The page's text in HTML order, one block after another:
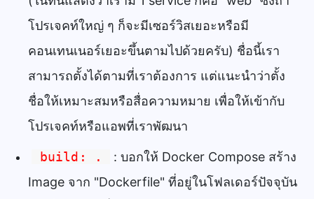
โปรเจคท์ใหญ่ ๆ ก็จะมีเซอร์วิสเยอะหรือมี
คอนเทนเนอร์เยอะขึ้นตามไปด้วยครับ) ชื่อนี้เรา
สามารถตั้งได้ตามที่เราต้องการ แต่แนะนำว่าตั้ง
ชื่อให้เหมาะสมหรือสื่อความหมาย เพื่อให้เข้ากับ
โปรเจคท์หรือแอพที่เราพัฒนา
build: .
: บอกให้ Docker Compose สร้าง
Image จาก "Dockerfile" ที่อยู่ในโฟลเดอร์ปัจจุบัน